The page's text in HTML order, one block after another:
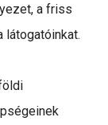
a friss
látogatóinkat.